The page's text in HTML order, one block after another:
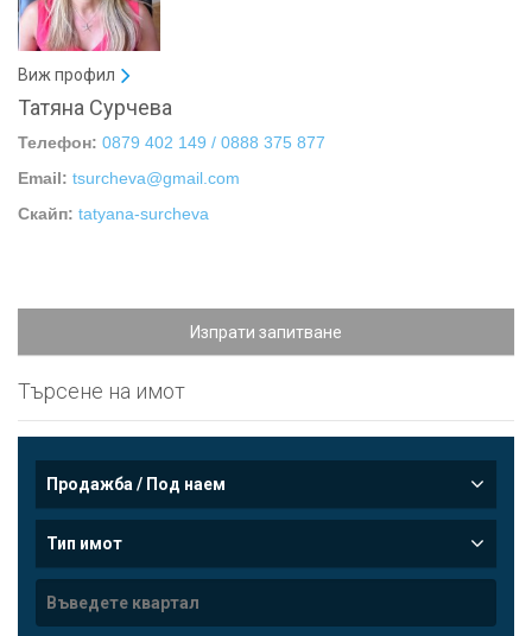
Виж профил
Татяна Сурчева
Телефон: 0879 402 149 / 0888 375 877
Email: tsurcheva@gmail.com
Скайп: tatyana-surcheva
Изпрати запитване
Търсене на имот
Продажба / Под наем
Тип имот